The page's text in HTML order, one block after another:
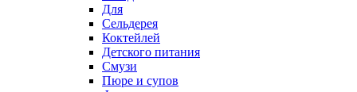
Для
Сельдерея
Коктейлей
Детского питания
Смузи
Пюре и супов